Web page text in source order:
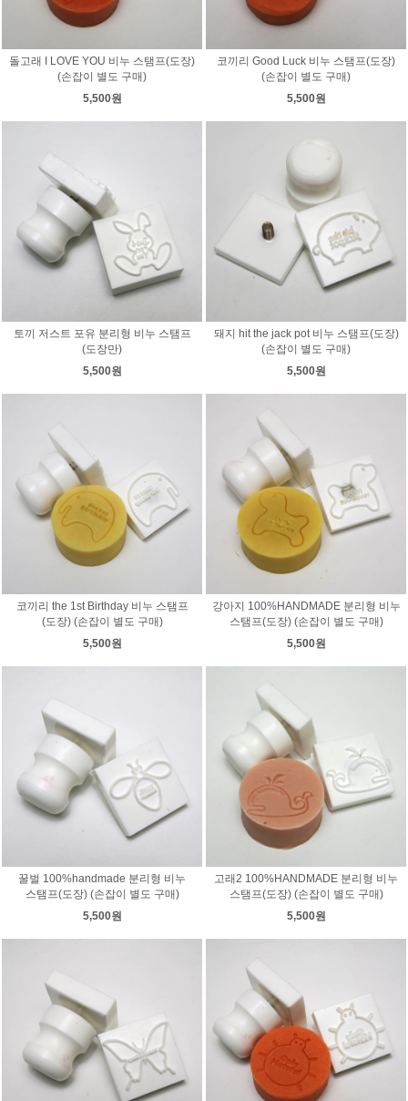
돌고래 I LOVE YOU 비누 스탬프(도장)
(손잡이 별도 구매)
5,500원
코끼리 Good Luck 비누 스탬프(도장)
(손잡이 별도 구매)
5,500원
토끼 저스트 포유 분리형 비누 스탬프
(도장만)
5,500원
돼지 hit the jack pot 비누 스탬프(도장)
(손잡이 별도 구매)
5,500원
코끼리 the 1st Birthday 비누 스탬프
(도장) (손잡이 별도 구매)
5,500원
강아지 100%HANDMADE 분리형 비누
스탬프(도장) (손잡이 별도 구매)
5,500원
꿀벌 100%handmade 분리형 비누
스탬프(도장) (손잡이 별도 구매)
5,500원
고래2 100%HANDMADE 분리형 비누
스탬프(도장) (손잡이 별도 구매)
5,500원